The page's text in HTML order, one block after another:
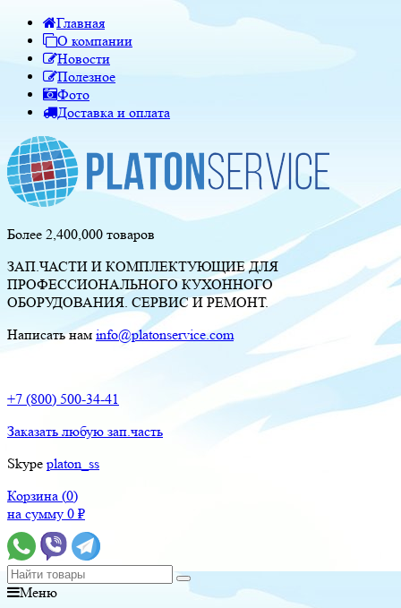
Главная
О компании
Новости
Полезное
Фото
Доставка и оплата
Более 2,400,000 товаров
ЗАП.ЧАСТИ И КОМПЛЕКТУЮЩИЕ ДЛЯ
ПРОФЕССИОНАЛЬНОГО КУХОННОГО
ОБОРУДОВАНИЯ. СЕРВИС И РЕМОНТ.
Написать нам info@platonservice.com
+7 (800) 500-34-41
Заказать любую зап.часть
Skype platon_ss
Корзина (0)
на сумму 0 ₽
Меню